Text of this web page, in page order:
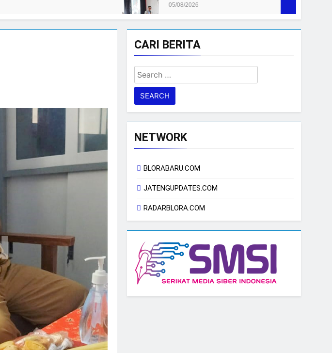
CARI BERITA
Search
for:
NETWORK
BLORABARU.COM
JATENGUPDATES.COM
RADARBLORA.COM